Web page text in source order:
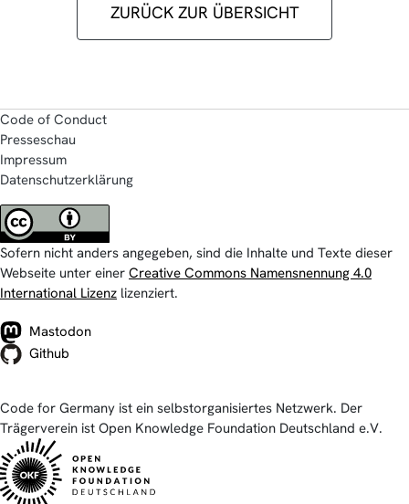
ZURÜCK ZUR ÜBERSICHT
Code of Conduct
Presseschau
Impressum
Datenschutzerklärung
Sofern nicht anders angegeben, sind die Inhalte und Texte dieser
Webseite unter einer Creative Commons Namensnennung 4.0
International Lizenz lizenziert.
Mastodon
Github
Code for Germany ist ein selbstorganisiertes Netzwerk. Der
Trägerverein ist Open Knowledge Foundation Deutschland e.V.